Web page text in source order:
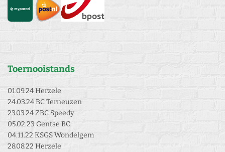
Toernooistands
01.09.24 Herzele
24.03.24 BC Terneuzen
23.03.24 ZBC Speedy
05.02.23 Gentse BC
04.11.22 KSGS Wondelgem
28.08.22 Herzele